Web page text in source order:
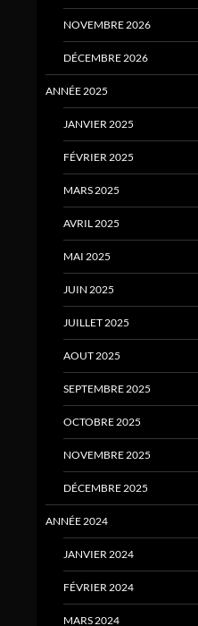
NOVEMBRE 2026
DÉCEMBRE 2026
ANNÉE 2025
JANVIER 2025
FÉVRIER 2025
MARS 2025
AVRIL 2025
MAI 2025
JUIN 2025
JUILLET 2025
AOUT 2025
SEPTEMBRE 2025
OCTOBRE 2025
NOVEMBRE 2025
DÉCEMBRE 2025
ANNÉE 2024
JANVIER 2024
FÉVRIER 2024
MARS 2024